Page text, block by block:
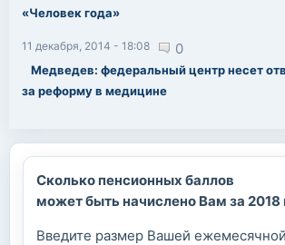
«Человек года»
11 декабря, 2014 - 18:08 0
Медведев: федеральный центр несет
за реформу в медицине
Сколько пенсионных баллов
может быть начислено Вам за 2018
Введите размер Вашей ежемесячной